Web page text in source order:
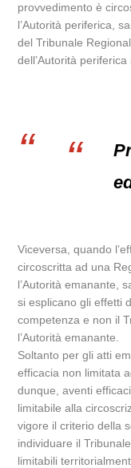
provvedimento è
l’Autorità periferica,
del Tribunale
dell’Autorità
Viceversa, quando
circoscritta ad una
l’Autorità emanante,
si esplicano gli effetti
competenza e non il
l’Autorità emanante.
Soltanto per gli atti
efficacia non limitata
dunque, aventi
limitabile alla
vigore il criterio della
individuare il
limitabili